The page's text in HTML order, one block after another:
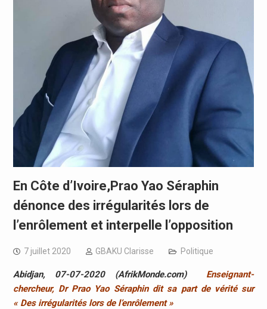
En Côte d’Ivoire,Prao Yao Séraphin
dénonce des irrégularités lors de
l’enrôlement et interpelle l’opposition
7 juillet 2020 GBAKU Clarisse Politique
Abidjan, 07-07-2020 (AfrikMonde.com) Enseignant-
chercheur, Dr Prao Yao Séraphin dit sa part de vérité sur
« Des irrégularités lors de l’enrôlement »